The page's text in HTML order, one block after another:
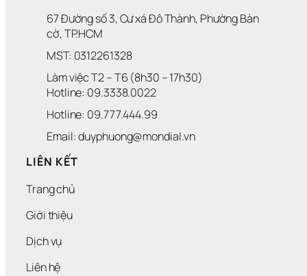
67 Đường số 3, Cư xá Đô Thành, Phường Bàn
cờ, TP.HCM
MST: 0312261328
Làm việc T2 – T6 (8h30 – 17h30)
Hotline: 09.3338.0022
Hotline: 09.777.444.99
Email: duyphuong@mondial.vn
LIÊN KẾT
Trang chủ
Giới thiệu
Dịch vụ
Liên hệ